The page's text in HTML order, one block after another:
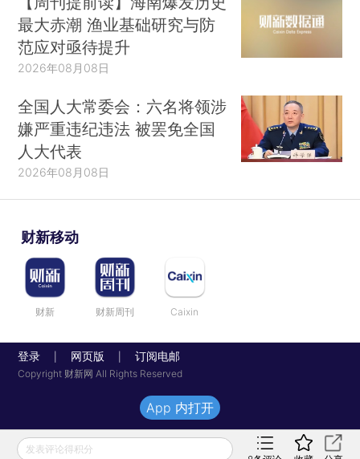
最大赤潮 渔业基础研究与防
范应对亟待提升
2026年08月08日
全国人大常委会：六名将领涉
嫌严重违纪违法 被罢免全国
人大代表
2026年08月08日
财新移动
财新 财新周刊 Caixin
登录 网页版 订阅电邮
Copyright 财新网 All Rights Reserved
发表评论得积分
App 内打开